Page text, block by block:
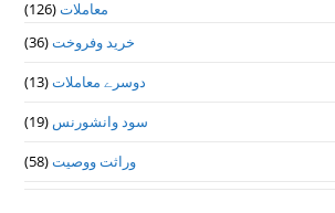
معاملات(126)
خرید وفروخت(36)
دوسرے معاملات(13)
سود وانشورنس (19)
وراثت ووصيت(58)